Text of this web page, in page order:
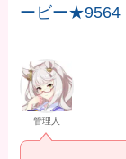
ービー★9564
管理人